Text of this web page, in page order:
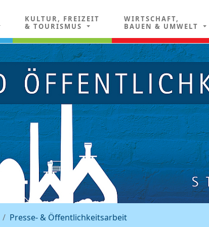
KULTUR, FREIZEIT
& TOURISMUS
WIRTSCHAFT,
BAUEN & UMWELT
Presse- & Öffentlichkeitsarbeit